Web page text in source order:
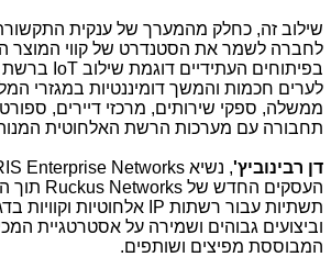
שילוב זה, כחלק מהמערך של ענקית
לחברה לשמר את הסטנדרט של קווי המוצר
בפיתוחים העתידיים דוגמת שילוב IoT ברשת
לערים חכמות והמשך דומיננטיות במגזרי
ממשלה, ספקי שירותים, מרכזי דיירים, ספורט /
תחבורה עם מערכות הרשת האלחוטית
דן רבינוביץ', נשיא Enterprise Networks
העסקים החדש של Ruckus Networks תוך
תשתיות עבור רשתות IP אלחוטיות וקוויות
וביצועים גבוהים ושמירה על אסטרטגיית
המבוססת מפיצים ושותפים.